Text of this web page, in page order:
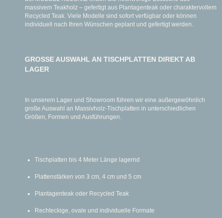
massivem Teakholz – gefertigt aus Plantagenteak oder charaktervollem
Recycled Teak. Viele Modelle sind sofort verfügbar oder können
individuell nach Ihren Wünschen geplant und gefertigt werden.
GROSSE AUSWAHL AN TISCHPLATTEN DIREKT AB
LAGER
In unserem Lager und Showroom führen wir eine außergewöhnlich
große Auswahl an Massivholz-Tischplatten in unterschiedlichen
Größen, Formen und Ausführungen.
Tischplatten bis 4 Meter Länge lagernd
Plattenstärken von 3 cm, 4 cm und 5 cm
Plantagenteak oder Recycled Teak
Rechteckige, ovale und individuelle Formate